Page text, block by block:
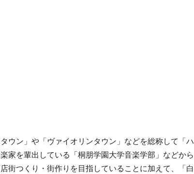
ウン」や「ヴァイオリンタウン」などを総称して「ハ
家を輩出している「桐朋学園大学音楽学部」などから
街つくり・街作りを目指していることに加えて、「白